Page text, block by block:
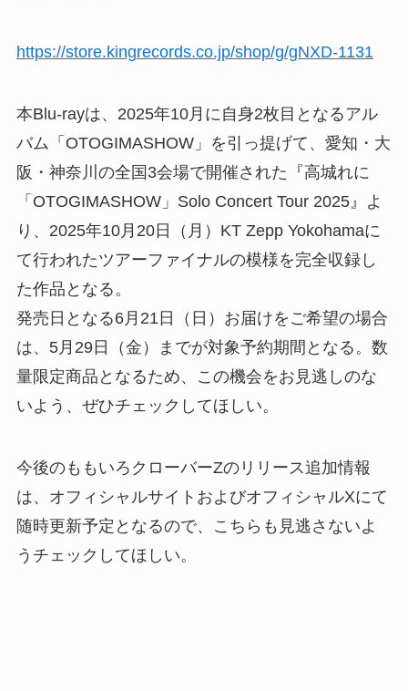
https://store.kingrecords.co.jp/shop/g/gNXD-1131
本Blu-rayは、2025年10月に自身2枚目となるアル
バム「OTOGIMASHOW」を引っ提げて、愛知・大
阪・神奈川の全国3会場で開催された『高城れに
「OTOGIMASHOW」Solo Concert Tour 2025』よ
り、2025年10月20日（月）KT Zepp Yokohamaに
て行われたツアーファイナルの模様を完全収録し
た作品となる。
発売日となる6月21日（日）お届けをご希望の場合
は、5月29日（金）までが対象予約期間となる。数
量限定商品となるため、この機会をお見逃しのな
いよう、ぜひチェックしてほしい。
今後のももいろクローバーZのリリース追加情報
は、オフィシャルサイトおよびオフィシャルXにて
随時更新予定となるので、こちらも見逃さないよ
うチェックしてほしい。